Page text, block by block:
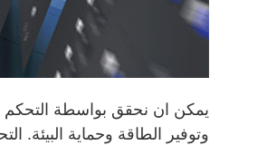
يمكن ان نحقق بواسطة التحكم
وتوفير الطاقة وحماية البيئة.